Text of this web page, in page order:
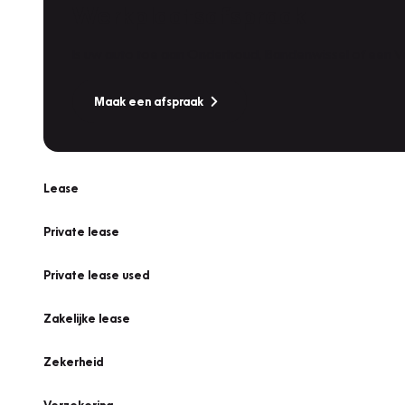
Maak een afspraak
Lease
Private lease
Private lease used
Zakelijke lease
Zekerheid